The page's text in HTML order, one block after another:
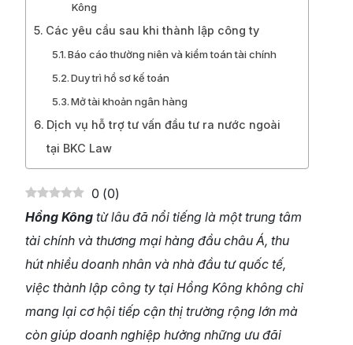
Kông
Các yêu cầu sau khi thành lập công ty
Báo cáo thường niên và kiểm toán tài chính
Duy trì hồ sơ kế toán
Mở tài khoản ngân hàng
Dịch vụ hỗ trợ tư vấn đầu tư ra nước ngoài
tại BKC Law
0 (0)
Hồng Kông từ lâu đã nổi tiếng là một trung tâm
tài chính và thương mại hàng đầu châu Á, thu
hút nhiều doanh nhân và nhà đầu tư quốc tế,
việc thành lập công ty tại Hồng Kông không chỉ
mang lại cơ hội tiếp cận thị trường rộng lớn mà
còn giúp doanh nghiệp hưởng những ưu đãi